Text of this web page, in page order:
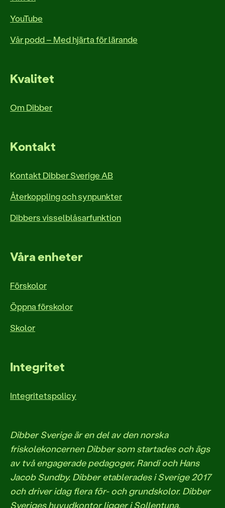
YouTube
Vår podd – Med hjärta för lärande
Kvalitet
Om Dibber
Kontakt
Kontakt Dibber Sverige AB
Återkoppling och synpunkter
Dibbers visselblåsarfunktion
Våra enheter
Förskolor
Öppna förskolor
Skolor
Integritet
Integritetspolicy
Dibber Sverige är en del av den norska
friskolekoncernen Dibber som startades och ägs
av två engagerade pedagoger, Randi och Hans
Jacob Sundby. Dibber etablerades i Sverige 2017
och driver idag flera för- och grundskolor. Dibber
Sveriges huvudkontor ligger i Sollentuna.